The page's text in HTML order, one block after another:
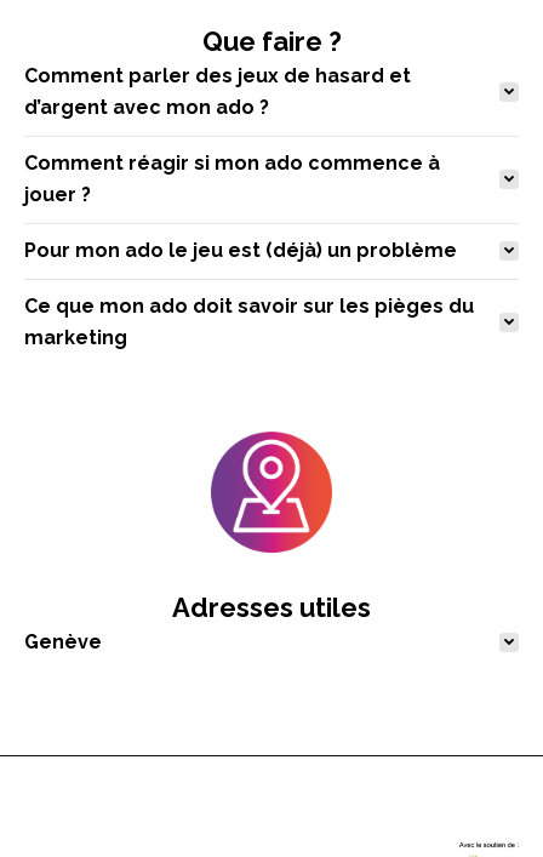
Que faire ?
Comment parler des jeux de hasard et
d’argent avec mon ado ?
Comment réagir si mon ado commence à
jouer ?
Pour mon ado le jeu est (déjà) un problème
Ce que mon ado doit savoir sur les pièges du
marketing
Adresses utiles
Genève